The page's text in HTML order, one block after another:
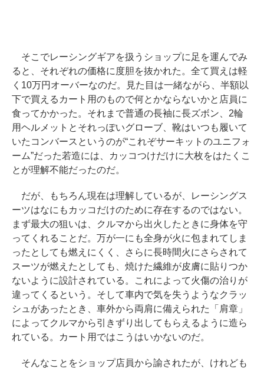
そこでレーシングギアを扱うショップに足を運んでみ
ると、それぞれの価格に度胆を抜かれた。全て買えは軽
く10万円オーバーなのだ。見た目は一緒ながら、半額以
下で買えるカート用のもので何とかならないかと店員に
食ってかかった。それまで普通の長袖に長ズボン、2輪
用ヘルメットとそれっぽいグローブ、靴はいつも履いて
いたコンバースというのが“これぞサーキットのユニフォ
ーム”だった若造には、カッコつけだけに大枚をはたくこ
とが理解不能だったのだ。
だが、もちろん現在は理解しているが、レーシングス
ーツはなにもカッコだけのために存在するのではない。
まず最大の狙いは、クルマから出火したときに身体を守
ってくれることだ。万が一にも全身が火に包まれてしま
ったとしても燃えにくく、さらに長時間火にさらされて
スーツが燃えたとしても、焼けた繊維が皮膚に貼りつか
ないように設計されている。これによって火傷の治りが
違ってくるという。そして車内で気を失うようなクラッ
シュがあったとき、車外から両肩に備えられた「肩章」
によってクルマから引きずり出してもらえるように造ら
れている。カート用ではこうはいかないのだ。
そんなことをショップ店員から諭されたが、けれども